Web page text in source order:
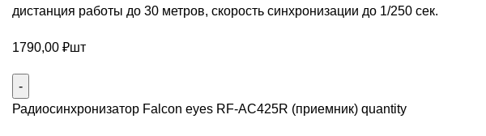
дистанция работы до 30 метров, скорость синхронизации до 1/250 сек.
1790,00 ₽шт
Радиосинхронизатор Falcon eyes RF-AC425R (приемник) quantity